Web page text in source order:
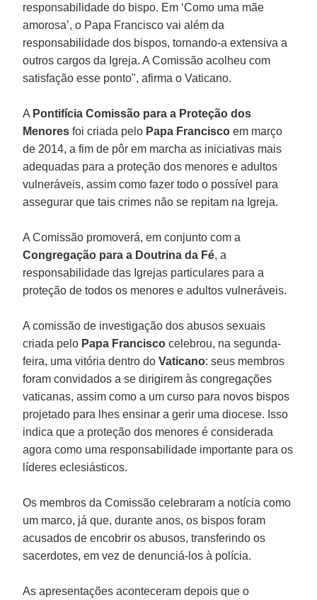
responsabilidade do bispo. Em ‘Como uma mãe
amorosa’, o Papa Francisco vai além da
responsabilidade dos bispos, tornando-a extensiva a
outros cargos da Igreja. A Comissão acolheu com
satisfação esse ponto", afirma o Vaticano.
A Pontifícia Comissão para a Proteção dos
Menores foi criada pelo Papa Francisco em março
de 2014, a fim de pôr em marcha as iniciativas mais
adequadas para a proteção dos menores e adultos
vulneráveis, assim como fazer todo o possível para
assegurar que tais crimes não se repitam na Igreja.
A Comissão promoverá, em conjunto com a
Congregação para a Doutrina da Fé, a
responsabilidade das Igrejas particulares para a
proteção de todos os menores e adultos vulneráveis.
A comissão de investigação dos abusos sexuais
criada pelo Papa Francisco celebrou, na segunda-
feira, uma vitória dentro doVaticano: seus membros
foram convidados a se dirigirem às congregações
vaticanas, assim como a um curso para novos bispos
projetado para lhes ensinar a gerir uma diocese. Isso
indica que a proteção dos menores é considerada
agora como uma responsabilidade importante para os
líderes eclesiásticos.
Os membros da Comissão celebraram a notícia como
um marco, já que, durante anos, os bispos foram
acusados de encobrir os abusos, transferindo os
sacerdotes, em vez de denunciá-los à polícia.
As apresentações aconteceram depois que o